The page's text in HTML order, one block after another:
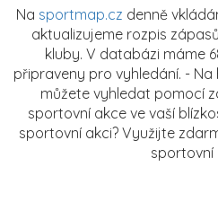
Na sportmap.cz denně
aktualizujeme rozpis
kluby. V databázi máme
připraveny pro vyhledání. - Na
můžete vyhledat pomocí
sportovní akce ve vaší
sportovní akci? Využijte
sportovní